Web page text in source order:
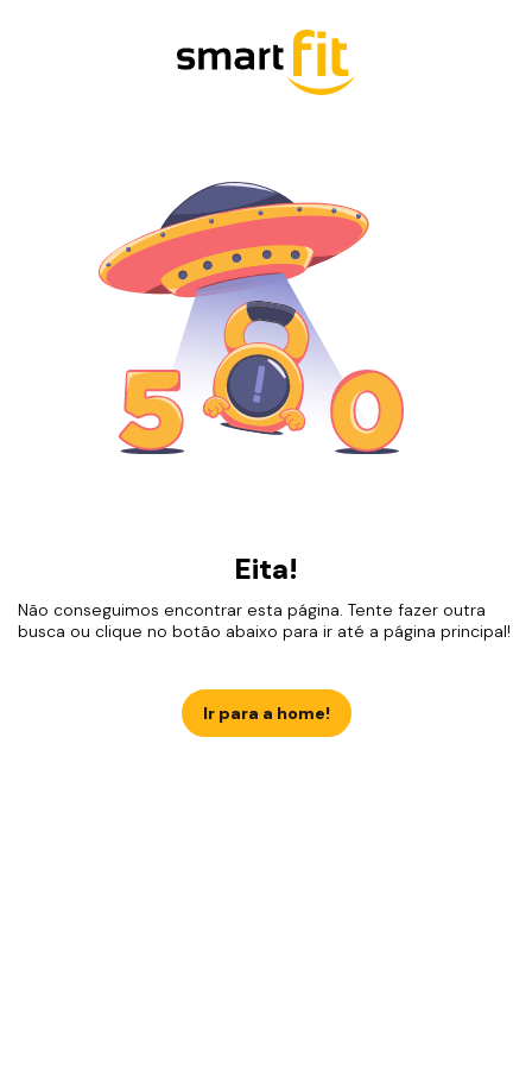
Eita!
Não conseguimos encontrar esta página. Tente fazer outra
busca ou clique no botão abaixo para ir até a página principal!
Ir para a home!